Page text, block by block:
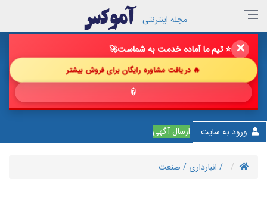
✕ 🔥 فروش خود را با ما چند برابر کن!🚀
🔥 دریافت مشاوره رایگان برای فروش بیشتر
💎 پیشنه
ورود به سایت ارسال آگهی
مجله اینترنتی
/ انبارداری / صنعت